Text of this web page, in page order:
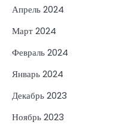
Апрель 2024
Март 2024
Февраль 2024
Январь 2024
Декабрь 2023
Ноябрь 2023